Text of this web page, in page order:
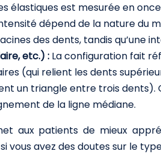
élastiques est mesurée en
dépend de la nature
des dents, tandis qu’une
etc.) : La configuration fait
(qui relient les dents
un triangle entre trois
de la ligne médiane.
aux patients de mieux
avez des doutes sur le